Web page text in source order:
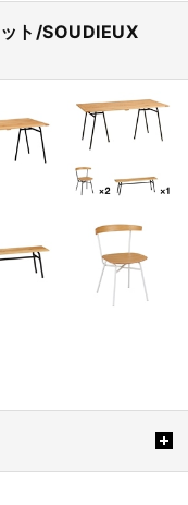
ト/SOUDIEUX